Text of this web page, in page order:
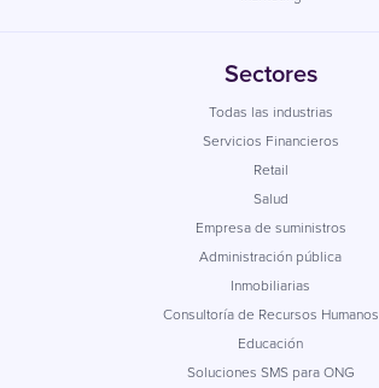
Sectores
Todas las industrias
Servicios Financieros
Retail
Salud
Empresa de suministros
Administración pública
Inmobiliarias
Consultoría de Recursos Humanos
Educación
Soluciones SMS para ONG